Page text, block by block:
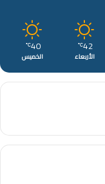
42
℃
الأربعاء
40
℃
الخميس